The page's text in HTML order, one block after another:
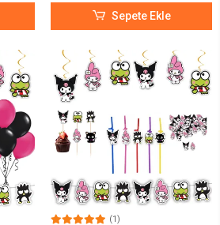
Sepete Ekle
(1)